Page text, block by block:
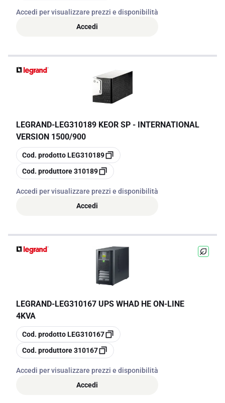
Accedi per visualizzare prezzi e disponibilità
Accedi
LEGRAND-LEG310189 KEOR SP - INTERNATIONAL
VERSION 1500/900
copia
Cod. prodottoLEG310189
copia
Cod. produttore310189
Accedi per visualizzare prezzi e disponibilità
Accedi
LEGRAND-LEG310167 UPS WHAD HE ON-LINE
4KVA
copia
Cod. prodottoLEG310167
copia
Cod. produttore310167
Accedi per visualizzare prezzi e disponibilità
Accedi